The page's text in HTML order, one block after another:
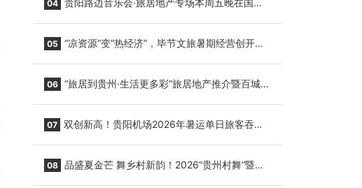
04 贵阳路边音乐会·旅居地产专场本周五晚在国际
05 “凉资源”变“热经济”，毕节文旅暑期经营创开门
06 “旅居到贵州·生活更多彩”旅居地产推介暨百城千
07 双创新高！贵阳机场2026年暑运单日旅客吞吐
08 品盛夏金芒 舞乡村新韵！2026“贵州村舞”暨望